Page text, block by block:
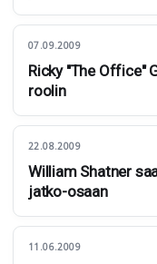
07.09.2009
Ricky "The Office"
roolin
22.08.2009
William Shatner
jatko-osaan
11.06.2009